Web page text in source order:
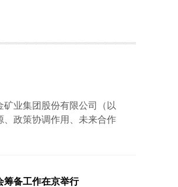
矿业集团股份有限公司（以
政策协调作用、未来合作
福建省省长的习近平同志在
筹备工作在京举行